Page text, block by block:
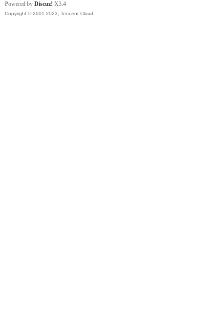
Powered by Discuz! X3.4
Copyright © 2001-2023, Tencent Cloud.